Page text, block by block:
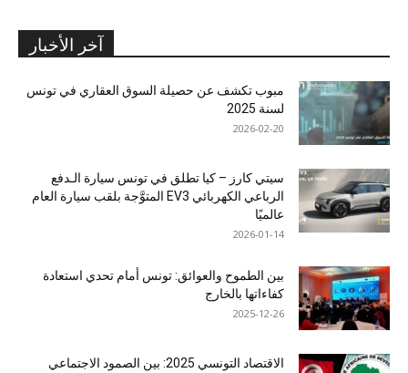
آخر الأخبار
مبوب تكشف عن حصيلة السوق العقاري في تونس
لسنة 2025
2026-02-20
سيتي كارز – كيا تطلق في تونس سيارة الـدفع
الرباعي الكهربائي EV3 المتوَّجة بلقب سيارة العام
عالميًا
2026-01-14
بين الطموح والعوائق: تونس أمام تحدي استعادة
كفاءاتها بالخارج
2025-12-26
الاقتصاد التونسي 2025: بين الصمود الاجتماعي